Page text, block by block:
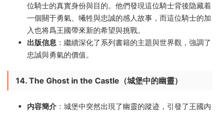
位騎士的真實身份與目的。他們發現這位騎士背後隐藏着
一個關于勇氣、犧牲與忠誠的感人故事，而這位騎士的加
入也将爲王國帶來新的希望與挑戰。
出版信息 ：繼續深化了系列書籍的主題與世界觀，強調了
忠誠與勇氣的價值。
14. The Ghost in the Castle（城堡中的幽靈）
内容簡介 ：城堡中突然出現了幽靈的蹤迹，引發了王國内